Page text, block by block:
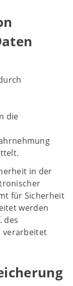
die
in der
für Sicherheit
werden
des
verarbeitet